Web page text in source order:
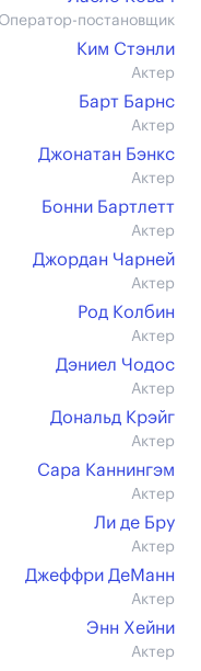
Оператор-постановщик
Ким Стэнли
Актер
Барт Барнс
Актер
Джонатан Бэнкс
Актер
Бонни Бартлетт
Актер
Джордан Чарней
Актер
Род Колбин
Актер
Дэниел Чодос
Актер
Дональд Крэйг
Актер
Сара Каннингэм
Актер
Ли де Бру
Актер
Джеффри ДеМанн
Актер
Энн Хейни
Актер